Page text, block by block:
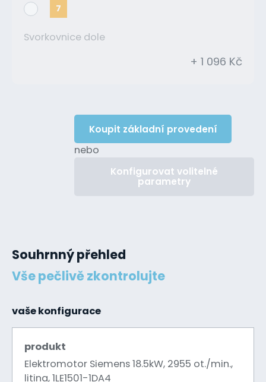
7
Svorkovnice dole
+ 1 096 Kč
Koupit základní provedení
nebo
Konfigurovat volitelné
parametry
Souhrnný přehled
Vše pečlivě zkontrolujte
vaše konfigurace
produkt
Elektromotor Siemens 18.5kW, 2955 ot./min.,
litina, 1LE1501-1DA4